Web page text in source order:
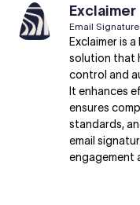
Exclaimer
Email
Exclaimer is
solution that
control and
It enhances
ensures
standards,
email
engagement